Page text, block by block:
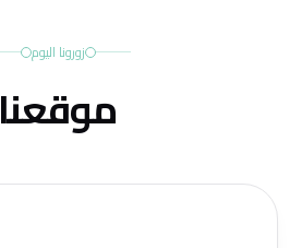
زورونا اليوم
موقعنا